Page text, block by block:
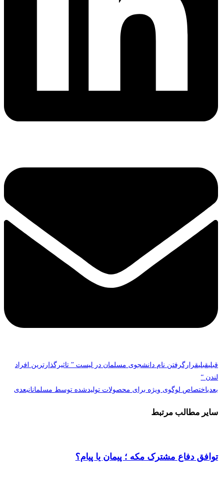
قبلیقبلیقرارگرفتن نام دانشجوی مسلمان در لیست ” تاثیرگذارترین افراد
لندن “
بعدیاختصاص لوگوی ویژه برای محصولات تولیدشده توسط مسلمانانبعدی
سایر مطالب مرتبط
توافق دفاع مشترک مکه ؛ پیمان یا پیام؟